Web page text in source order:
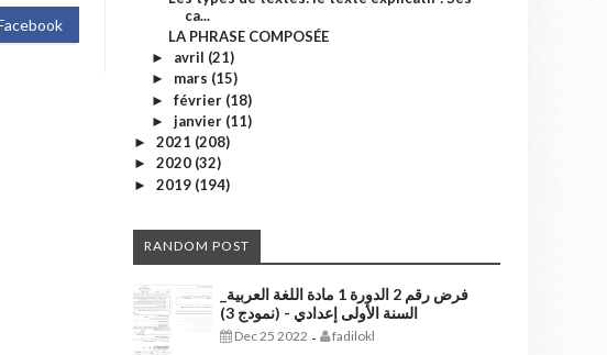
ca...
LA PHRASE COMPOSÉE
► avril (21)
► mars (15)
► février (18)
► janvier (11)
► 2021 (208)
► 2020 (32)
► 2019 (194)
RANDOM POST
فرض رقم 2 الدورة 1 مادة اللغة العربية_
السنة الأولى إعدادي - (نمودج 3)
Dec 25 2022 - fadilokl